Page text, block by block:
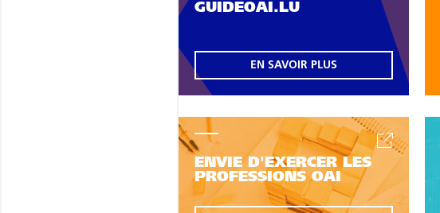
GUIDEOAI.LU
EN SAVOIR PLUS
ENVIE D'EXERCER LES
PROFESSIONS OAI